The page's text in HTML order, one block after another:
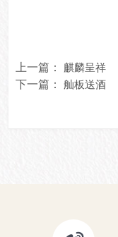
上一篇：
麒麟呈祥
下一篇：
舢板送酒